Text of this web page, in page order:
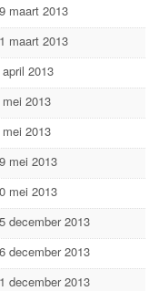
maart 2013
maart 2013
april 2013
2013
2013
mei 2013
mei 2013
december 2013
december 2013
december 2013